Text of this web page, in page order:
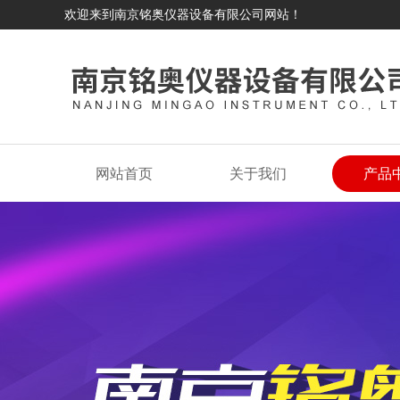
欢迎来到南京铭奥仪器设备有限公司网站！
网站首页 关于我们 产品